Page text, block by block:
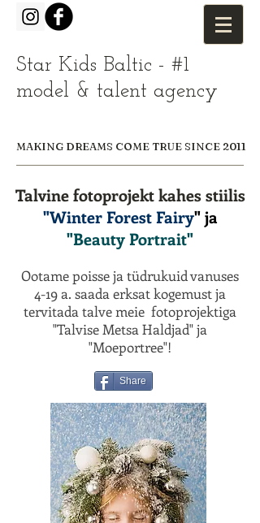
Star Kids Baltic - #1
model & talent agency
MAKING DREAMS COME TRUE SINCE 2011
Talvine fotoprojekt kahes stiilis
"Winter Forest Fairy" ja
"Beauty Portrait"
Ootame poisse ja tüdrukuid vanuses
4-19 a. saada erksat kogemust ja
tervitada talve meie fotoprojektiga
"Talvise Metsa Haldjad" ja
"Moeportree"!
Share